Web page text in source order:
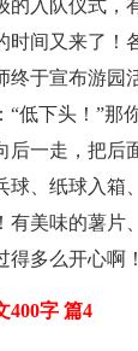
的入队仪式，
时间又来了！
终于宣布游园
“低下头！”那
后一走，把后
球、纸球入箱
有美味的薯片
得多么开心啊！
400字 篇4